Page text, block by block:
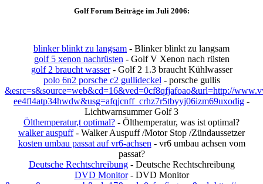
Golf Forum Beiträge im Juli 2006:
blinker blinkt zu langsam - Blinker blinkt zu langsam
golf 5 xenon nachrüsten - Golf V Xenon nach rüsten
golf 2 braucht wasser- Golf 2 1.3 braucht Kühlwasser
polo 6n2 porsche c2 gullideckel - porsche gullis
&esrc=s&source=web&cd=16&ved=0cf8qfjafoao&url=http://
ee4fl4atp34hwdw&usg=afqjcnff_crhz7r5tbyyj06izm69uxodig -
Lichtwarnsummer Golf 3
Ölthemperatur,t optimal? - Ölthemperatur, was ist optimal?
walker auspuff- Walker Auspuff /Motor Stop /Zündaussetzer
kosten umbau passat auf vr6-achsen - vr6 umbau achsen vom
passat?
Deutsche Rechtschreibung- Deutsche Rechtschreibung
DVD Monitor- DVD Monitor